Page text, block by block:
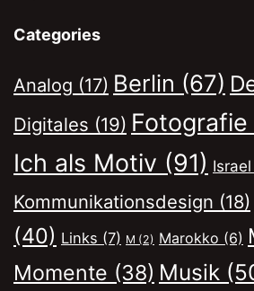
Categories
Analog (17) Berlin (67)
Digitales (19) Fotografie
Ich als Motiv (91) Israel
Kommunikationsdesign (18)
(40) Links (7) M (2) Marokko (6)
Momente (38) Musik